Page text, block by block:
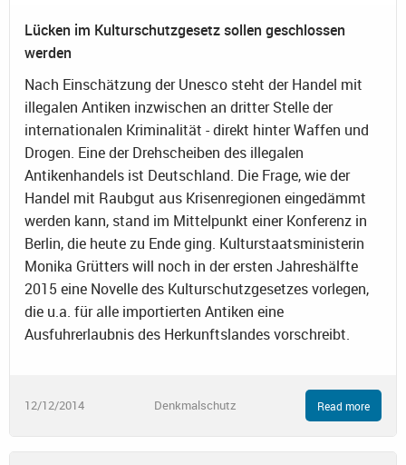
Lücken im Kulturschutzgesetz sollen geschlossen
werden
Nach Einschätzung der Unesco steht der Handel mit
illegalen Antiken inzwischen an dritter Stelle der
internationalen Kriminalität - direkt hinter Waffen und
Drogen. Eine der Drehscheiben des illegalen
Antikenhandels ist Deutschland. Die Frage, wie der
Handel mit Raubgut aus Krisenregionen eingedämmt
werden kann, stand im Mittelpunkt einer Konferenz in
Berlin, die heute zu Ende ging. Kulturstaatsministerin
Monika Grütters will noch in der ersten Jahreshälfte
2015 eine Novelle des Kulturschutzgesetzes vorlegen,
die u.a. für alle importierten Antiken eine
Ausfuhrerlaubnis des Herkunftslandes vorschreibt.
12/12/2014 Denkmalschutz Read more